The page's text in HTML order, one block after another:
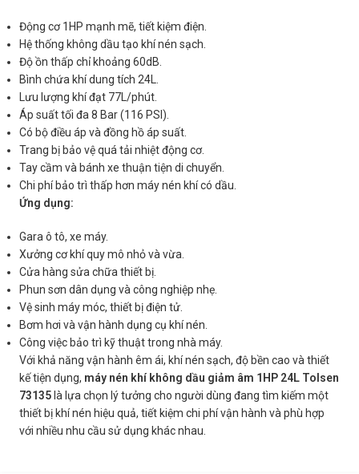
Động cơ 1HP mạnh mẽ, tiết kiệm điện.
Hệ thống không dầu tạo khí nén sạch.
Độ ồn thấp chỉ khoảng 60dB.
Bình chứa khí dung tích 24L.
Lưu lượng khí đạt 77L/phút.
Áp suất tối đa 8 Bar (116 PSI).
Có bộ điều áp và đồng hồ áp suất.
Trang bị bảo vệ quá tải nhiệt động cơ.
Tay cầm và bánh xe thuận tiện di chuyển.
Chi phí bảo trì thấp hơn máy nén khí có dầu.
Ứng dụng:
Gara ô tô, xe máy.
Xưởng cơ khí quy mô nhỏ và vừa.
Cửa hàng sửa chữa thiết bị.
Phun sơn dân dụng và công nghiệp nhẹ.
Vệ sinh máy móc, thiết bị điện tử.
Bơm hơi và vận hành dụng cụ khí nén.
Công việc bảo trì kỹ thuật trong nhà máy.
Với khả năng vận hành êm ái, khí nén sạch, độ bền cao và thiết
kế tiện dụng, máy nén khí không dầu giảm âm 1HP 24L Tolsen
73135 là lựa chọn lý tưởng cho người dùng đang tìm kiếm một
thiết bị khí nén hiệu quả, tiết kiệm chi phí vận hành và phù hợp
với nhiều nhu cầu sử dụng khác nhau.